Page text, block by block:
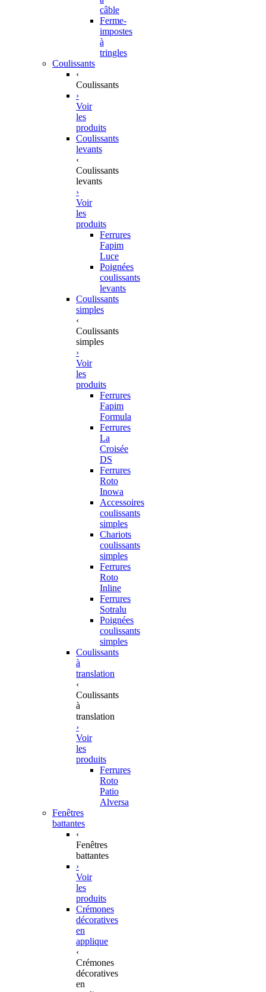
câble
Ferme-
impostes
à
tringles
Coulissants
‹
Coulissants
›
Voir
les
produits
Coulissants
levants
‹
Coulissants
levants
›
Voir
les
produits
Ferrures
Fapim
Luce
Poignées
coulissants
levants
Coulissants
simples
‹
Coulissants
simples
›
Voir
les
produits
Ferrures
Fapim
Formula
Ferrures
La
Croisée
DS
Ferrures
Roto
Inowa
Accessoires
coulissants
simples
Chariots
coulissants
simples
Ferrures
Roto
Inline
Ferrures
Sotralu
Poignées
coulissants
simples
Coulissants
à
translation
‹
Coulissants
à
translation
›
Voir
les
produits
Ferrures
Roto
Patio
Alversa
Fenêtres
battantes
‹
Fenêtres
battantes
›
Voir
les
produits
Crémones
décoratives
en
applique
‹
Crémones
décoratives
en